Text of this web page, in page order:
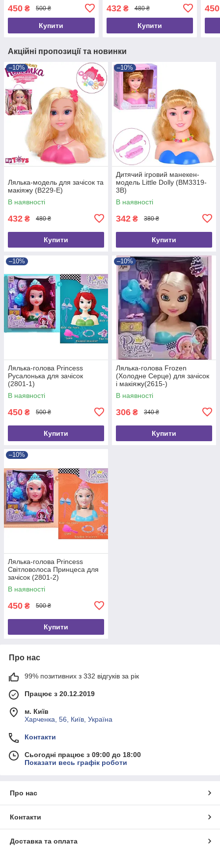
450 ₴ 500 ₴
Купити
432₴ 480 ₴
Купити
450
Акційні пропозиції та новинки
–10%
Лялька-модель для зачісок та
макіяжу (B229-E)
В наявності
432 ₴ 480 ₴
Купити
–10%
Дитячий ігровий манекен-
модель Little Dolly (BM3319-
3B)
В наявності
342 ₴ 380 ₴
Купити
–10%
Лялька-голова Princess
Русалонька для зачісок
(2801-1)
В наявності
450 ₴ 500 ₴
Купити
–10%
Лялька-голова Frozen
(Холодне Серце) для зачісок
і макіяжу(2615-)
В наявності
306 ₴ 340 ₴
Купити
–10%
Лялька-голова Princess
Світловолоса Принцеса для
зачісок (2801-2)
В наявності
450 ₴ 500 ₴
Купити
Про нас
99% позитивних з 332 відгуків за рік
Працює з 20.12.2019
м. Київ
Харченка, 56, Київ, Україна
Контакти
Сьогодні працює з 09:00 до 18:00
Показати весь графік роботи
Про нас
Контакти
Доставка та оплата